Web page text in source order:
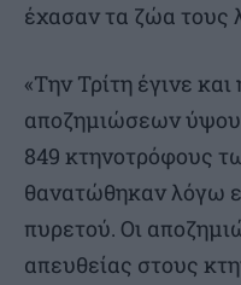
έχασαν τα ζώα
«Την Τρίτη έγινε
αποζημιώσεων
849 κτηνοτρόφους
θανατώθηκαν λόγω
πυρετού. Οι
απευθείας στους